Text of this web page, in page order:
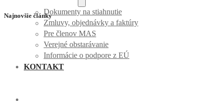
Dokumenty na stiahnutie
Zmluvy, objednávky a faktúry
Pre členov MAS
Verejné obstarávanie
Informácie o podpore z EÚ
KONTAKT
Najnovšie články